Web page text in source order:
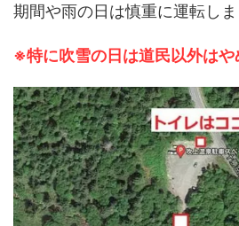
期間や雨の日は慎重に運転しま
※特に吹雪の日は道民以外はや